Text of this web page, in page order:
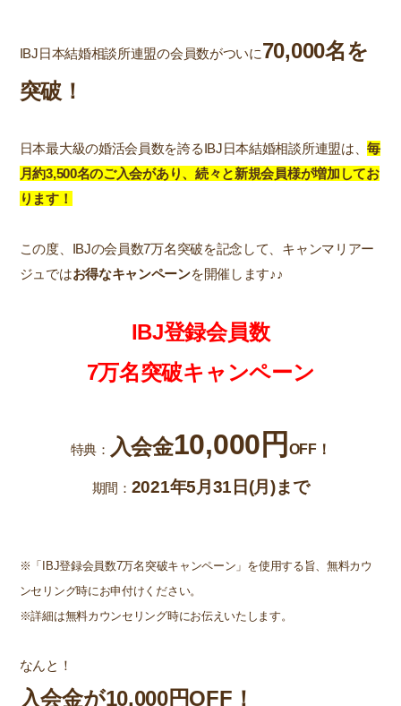
IBJ日本結婚相談所連盟の会員数がついに70,000名を
突破！
日本最大級の婚活会員数を誇るIBJ日本結婚相談所連盟は、毎
月約3,500名のご入会があり、続々と新規会員様が増加してお
ります！
この度、IBJの会員数7万名突破を記念して、キャンマリアー
ジュではお得なキャンペーンを開催します♪♪
IBJ登録会員数
7万名突破キャンペーン
特典： 入会金10,000円 OFF！
期間： 2021年5月31日(月)まで
※「IBJ登録会員数7万名突破キャンペーン」を使用する旨、無料カウ
ンセリング時にお申付けください。
※詳細は無料カウンセリング時にお伝えいたします。
なんと！
入会金が10,000円OFF！